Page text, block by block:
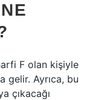
F olan kişiyle
gelir. Ayrıca, bu
çıkacağı